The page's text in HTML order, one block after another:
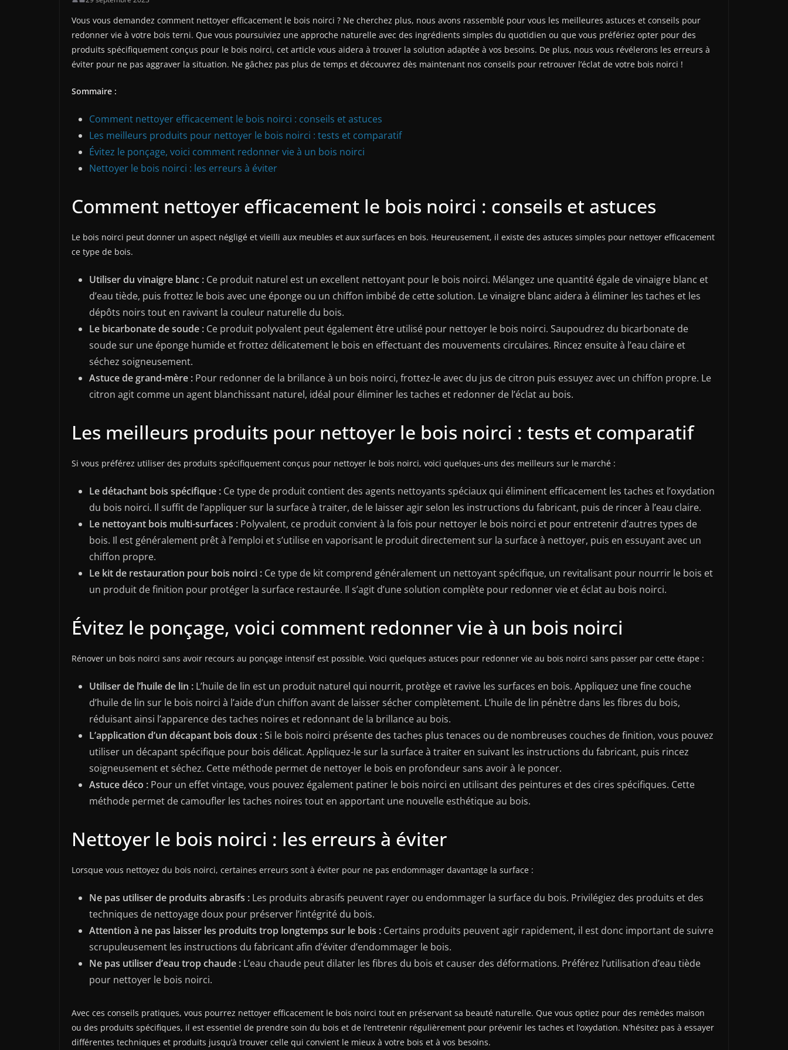
Vous vous demandez comment nettoyer efficacement le bois noirci ? Ne cherchez plus, nous avons rassemblé pour vous les meilleures astuces et conseils pour
redonner vie à votre bois terni. Que vous poursuiviez une approche naturelle avec des ingrédients simples du quotidien ou que vous préfériez opter pour des
produits spécifiquement conçus pour le bois noirci, cet article vous aidera à trouver la solution adaptée à vos besoins. De plus, nous vous révélerons les erreurs à
éviter pour ne pas aggraver la situation. Ne gâchez pas plus de temps et découvrez dès maintenant nos conseils pour retrouver l’éclat de votre bois noirci !
Sommaire :
Comment nettoyer efficacement le bois noirci : conseils et astuces
Les meilleurs produits pour nettoyer le bois noirci : tests et comparatif
Évitez le ponçage, voici comment redonner vie à un bois noirci
Nettoyer le bois noirci : les erreurs à éviter
Comment nettoyer efficacement le bois noirci : conseils et astuces
Le bois noirci peut donner un aspect négligé et vieilli aux meubles et aux surfaces en bois. Heureusement, il existe des astuces simples pour nettoyer efficacement
ce type de bois.
Utiliser du vinaigre blanc : Ce produit naturel est un excellent nettoyant pour le bois noirci. Mélangez une quantité égale de vinaigre blanc et
d’eau tiède, puis frottez le bois avec une éponge ou un chiffon imbibé de cette solution. Le vinaigre blanc aidera à éliminer les taches et les
dépôts noirs tout en ravivant la couleur naturelle du bois.
Le bicarbonate de soude : Ce produit polyvalent peut également être utilisé pour nettoyer le bois noirci. Saupoudrez du bicarbonate de
soude sur une éponge humide et frottez délicatement le bois en effectuant des mouvements circulaires. Rincez ensuite à l’eau claire et
séchez soigneusement.
Astuce de grand-mère : Pour redonner de la brillance à un bois noirci, frottez-le avec du jus de citron puis essuyez avec un chiffon propre. Le
citron agit comme un agent blanchissant naturel, idéal pour éliminer les taches et redonner de l’éclat au bois.
Les meilleurs produits pour nettoyer le bois noirci : tests et comparatif
Si vous préférez utiliser des produits spécifiquement conçus pour nettoyer le bois noirci, voici quelques-uns des meilleurs sur le marché :
Le détachant bois spécifique : Ce type de produit contient des agents nettoyants spéciaux qui éliminent efficacement les taches et l’oxydation
du bois noirci. Il suffit de l’appliquer sur la surface à traiter, de le laisser agir selon les instructions du fabricant, puis de rincer à l’eau claire.
Le nettoyant bois multi-surfaces : Polyvalent, ce produit convient à la fois pour nettoyer le bois noirci et pour entretenir d’autres types de
bois. Il est généralement prêt à l’emploi et s’utilise en vaporisant le produit directement sur la surface à nettoyer, puis en essuyant avec un
chiffon propre.
Le kit de restauration pour bois noirci : Ce type de kit comprend généralement un nettoyant spécifique, un revitalisant pour nourrir le bois et
un produit de finition pour protéger la surface restaurée. Il s’agit d’une solution complète pour redonner vie et éclat au bois noirci.
Évitez le ponçage, voici comment redonner vie à un bois noirci
Rénover un bois noirci sans avoir recours au ponçage intensif est possible. Voici quelques astuces pour redonner vie au bois noirci sans passer par cette étape :
Utiliser de l’huile de lin : L’huile de lin est un produit naturel qui nourrit, protège et ravive les surfaces en bois. Appliquez une fine couche
d’huile de lin sur le bois noirci à l’aide d’un chiffon avant de laisser sécher complètement. L’huile de lin pénètre dans les fibres du bois,
réduisant ainsi l’apparence des taches noires et redonnant de la brillance au bois.
L’application d’un décapant bois doux :Si le bois noirci présente des taches plus tenaces ou de nombreuses couches de finition, vous pouvez
utiliser un décapant spécifique pour bois délicat. Appliquez-le sur la surface à traiter en suivant les instructions du fabricant, puis rincez
soigneusement et séchez. Cette méthode permet de nettoyer le bois en profondeur sans avoir à le poncer.
Astuce déco : Pour un effet vintage, vous pouvez également patiner le bois noirci en utilisant des peintures et des cires spécifiques. Cette
méthode permet de camoufler les taches noires tout en apportant une nouvelle esthétique au bois.
Nettoyer le bois noirci : les erreurs à éviter
Lorsque vous nettoyez du bois noirci, certaines erreurs sont à éviter pour ne pas endommager davantage la surface :
Ne pas utiliser de produits abrasifs : Les produits abrasifs peuvent rayer ou endommager la surface du bois. Privilégiez des produits et des
techniques de nettoyage doux pour préserver l’intégrité du bois.
Attention à ne pas laisser les produits trop longtemps sur le bois : Certains produits peuvent agir rapidement, il est donc important de suivre
scrupuleusement les instructions du fabricant afin d’éviter d’endommager le bois.
Ne pas utiliser d’eau trop chaude : L’eau chaude peut dilater les fibres du bois et causer des déformations. Préférez l’utilisation d’eau tiède
pour nettoyer le bois noirci.
Avec ces conseils pratiques, vous pourrez nettoyer efficacement le bois noirci tout en préservant sa beauté naturelle. Que vous optiez pour des remèdes maison
ou des produits spécifiques, il est essentiel de prendre soin du bois et de l’entretenir régulièrement pour prévenir les taches et l’oxydation. N’hésitez pas à essayer
différentes techniques et produits jusqu’à trouver celle qui convient le mieux à votre bois et à vos besoins.